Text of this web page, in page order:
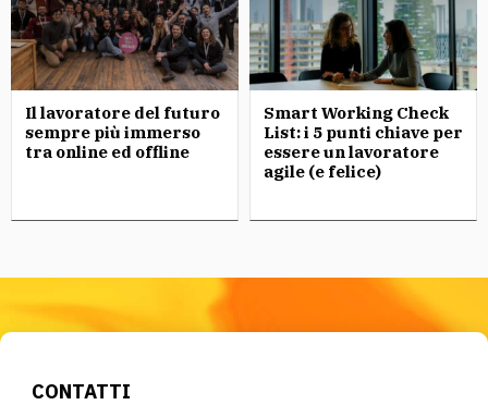
Il lavoratore del futuro
sempre più immerso
tra online ed offline
Smart Working Check
List: i 5 punti chiave per
essere un lavoratore
agile (e felice)
CONTATTI